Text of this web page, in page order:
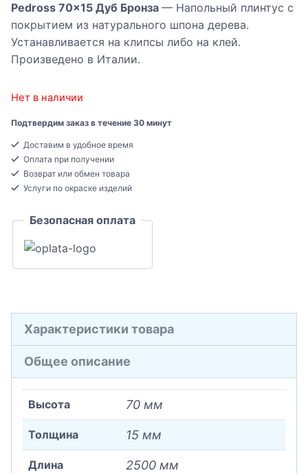
Pedross 70×15 Дуб Бронза — Напольный плинтус с
покрытием из натурального шпона дерева.
Устанавливается на клипсы либо на клей.
Произведено в Италии.
Нет в наличии
Подтвердим заказ в течение 30 минут
Доставим в удобное время
Оплата при получении
Возврат или обмен товара
Услуги по окраске изделий
Безопасная оплата
Характеристики товара
Общее описание
Высота 70 мм
Толщина 15 мм
Длина 2500 мм